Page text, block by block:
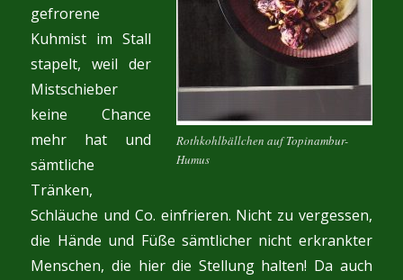
Rothkohlbällchen auf Topinambur-
Humus
gefrorene
Kuhmist im Stall
stapelt, weil der
Mistschieber
keine Chance
mehr hat und
sämtliche
Tränken,
Schläuche und Co. einfrieren. Nicht zu vergessen,
die Hände und Füße sämtlicher nicht erkrankter
Menschen, die hier die Stellung halten! Da auch